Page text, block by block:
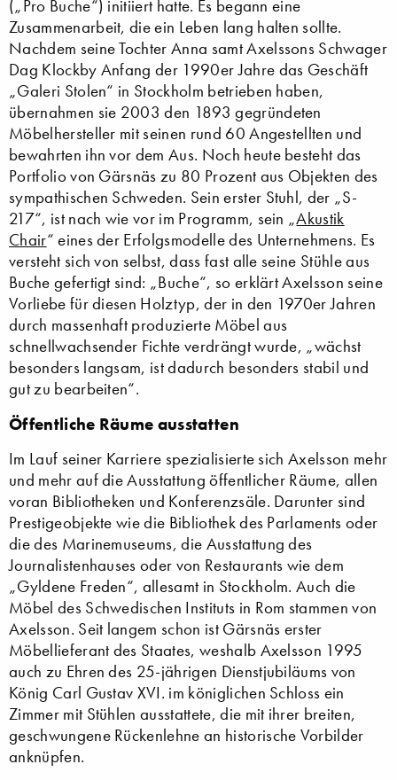
(„Pro Buche“) initiiert hatte. Es begann eine
Zusammenarbeit, die ein Leben lang halten sollte.
Nachdem seine Tochter Anna samt Axelssons Schwager
Dag Klockby Anfang der 1990er Jahre das Geschäft
„Galeri Stolen“ in Stockholm betrieben haben,
übernahmen sie 2003 den 1893 gegründeten
Möbelhersteller mit seinen rund 60 Angestellten und
bewahrten ihn vor dem Aus. Noch heute besteht das
Portfolio von Gärsnäs zu 80 Prozent aus Objekten des
sympathischen Schweden. Sein erster Stuhl, der „S-
217“, ist nach wie vor im Programm, sein „Akustik
Chair“ eines der Erfolgsmodelle des Unternehmens. Es
versteht sich von selbst, dass fast alle seine Stühle aus
Buche gefertigt sind: „Buche“, so erklärt Axelsson seine
Vorliebe für diesen Holztyp, der in den 1970er Jahren
durch massenhaft produzierte Möbel aus
schnellwachsender Fichte verdrängt wurde, „wächst
besonders langsam, ist dadurch besonders stabil und
gut zu bearbeiten“.
Öffentliche Räume ausstatten
Im Lauf seiner Karriere spezialisierte sich Axelsson mehr
und mehr auf die Ausstattung öffentlicher Räume, allen
voran Bibliotheken und Konferenzsäle. Darunter sind
Prestigeobjekte wie die Bibliothek des Parlaments oder
die des Marinemuseums, die Ausstattung des
Journalistenhauses oder von Restaurants wie dem
„Gyldene Freden“, allesamt in Stockholm. Auch die
Möbel des Schwedischen Instituts in Rom stammen von
Axelsson. Seit langem schon ist Gärsnäs erster
Möbellieferant des Staates, weshalb Axelsson 1995
auch zu Ehren des 25-jährigen Dienstjubiläums von
König Carl Gustav XVI. im königlichen Schloss ein
Zimmer mit Stühlen ausstattete, die mit ihrer breiten,
geschwungene Rückenlehne an historische Vorbilder
anknüpfen.